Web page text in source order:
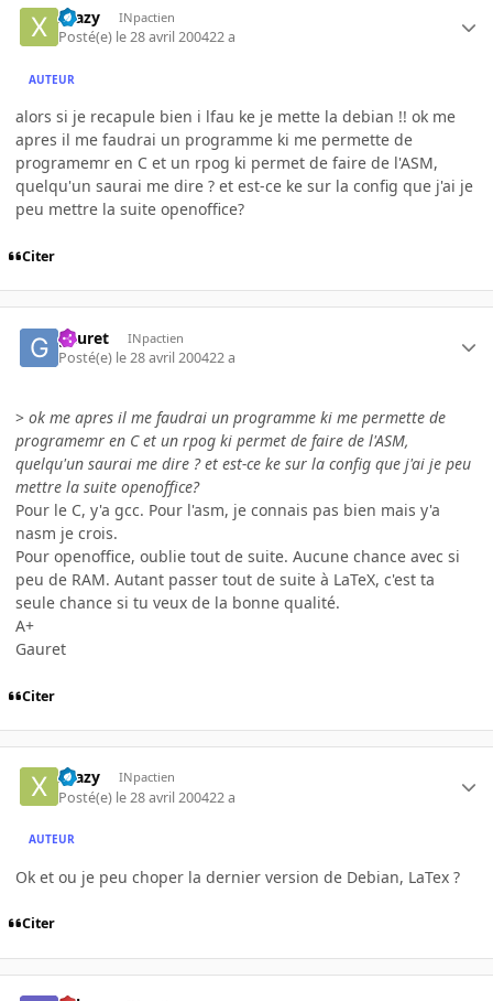
Xtazy INpactien
Posté(e) le 28 avril 200422 a
AUTEUR
alors si je recapule bien i lfau ke je mette la debian !! ok me
apres il me faudrai un programme ki me permette de
programemr en C et un rpog ki permet de faire de l'ASM,
quelqu'un saurai me dire ? et est-ce ke sur la config que j'ai je
peu mettre la suite openoffice?
Citer
gauret INpactien
Posté(e) le 28 avril 200422 a
> ok me apres il me faudrai un programme ki me permette de
programemr en C et un rpog ki permet de faire de l'ASM,
quelqu'un saurai me dire ? et est-ce ke sur la config que j'ai je peu
mettre la suite openoffice?
Pour le C, y'a gcc. Pour l'asm, je connais pas bien mais y'a
nasm je crois.
Pour openoffice, oublie tout de suite. Aucune chance avec si
peu de RAM. Autant passer tout de suite à LaTeX, c'est ta
seule chance si tu veux de la bonne qualité.
A+
Gauret
Citer
Xtazy INpactien
Posté(e) le 28 avril 200422 a
AUTEUR
Ok et ou je peu choper la dernier version de Debian, LaTex ?
Citer